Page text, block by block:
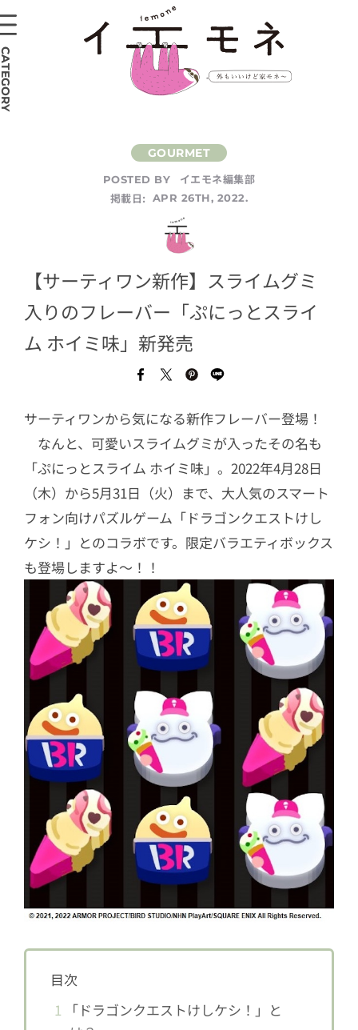
POSTED BY
イエモネ編集部
掲載日:
APR 26TH, 2022.
【サーティワン新作】スライムグミ
入りのフレーバー「ぷにっとスライ
ム ホイミ味」新発売
サーティワンから気になる新作フレーバー登場！
なんと、可愛いスライムグミが入ったその名も
「ぷにっとスライム ホイミ味」。2022年4月28日
（木）から5月31日（火）まで、大人気のスマート
フォン向けパズルゲーム「ドラゴンクエストけし
ケシ！」とのコラボです。限定バラエティボックス
も登場しますよ〜！！
目次
1
「ドラゴンクエストけしケシ！」と